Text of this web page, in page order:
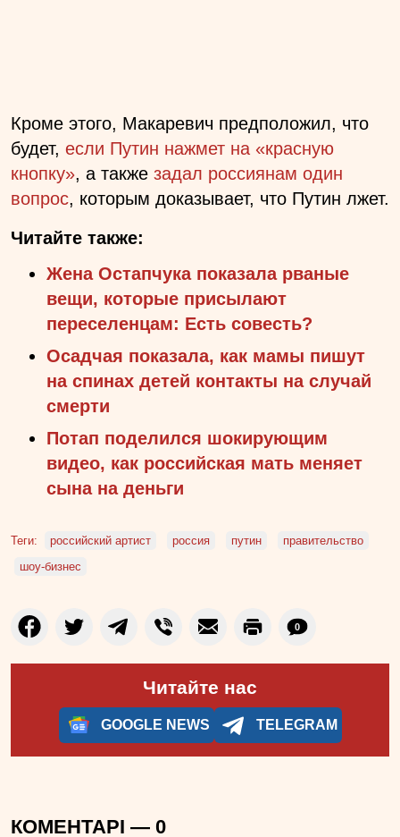
Кроме этого, Макаревич предположил, что
будет, если Путин нажмет на «красную
кнопку», а также задал россиянам один
вопрос, которым доказывает, что Путин лжет.
Читайте также:
Жена Остапчука показала рваные
вещи, которые присылают
переселенцам: Есть совесть?
Осадчая показала, как мамы пишут
на спинах детей контакты на случай
смерти
Потап поделился шокирующим
видео, как российская мать меняет
сына на деньги
Теги: российский артист россия путин
правительство
шоу-бизнес
0
Читайте нас
GOOGLE NEWS TELEGRAM
КОМЕНТАРІ — 0